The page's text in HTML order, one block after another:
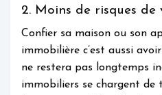
2. Moins de risques de
Confier sa maison ou son
immobilière c’est aussi
ne restera pas longtemps
immobiliers se chargent de